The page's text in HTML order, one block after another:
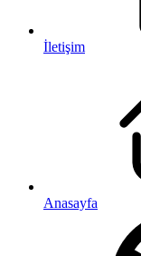
İletişim
Anasayfa